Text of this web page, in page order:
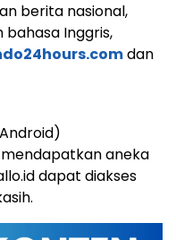
berita nasional,
bahasa Inggris,
dan
aneka
dapat diakses